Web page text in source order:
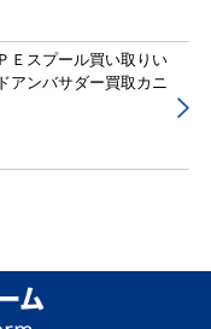
スプール買い取りい
アンバサダー買取カニ